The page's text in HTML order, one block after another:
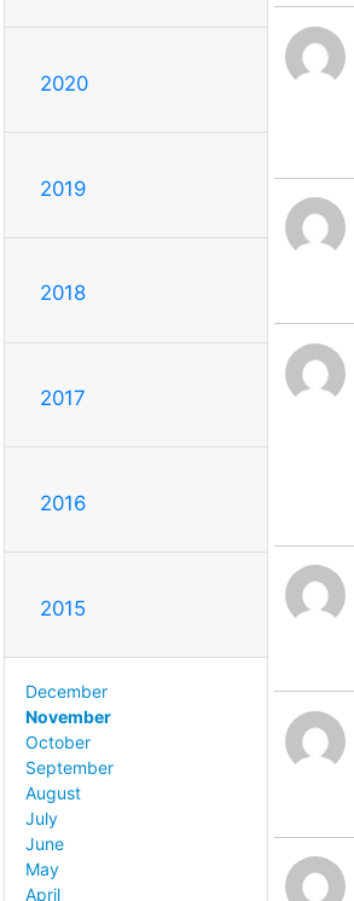
2020
2019
2018
2017
2016
2015
December
November
October
September
August
July
June
May
April